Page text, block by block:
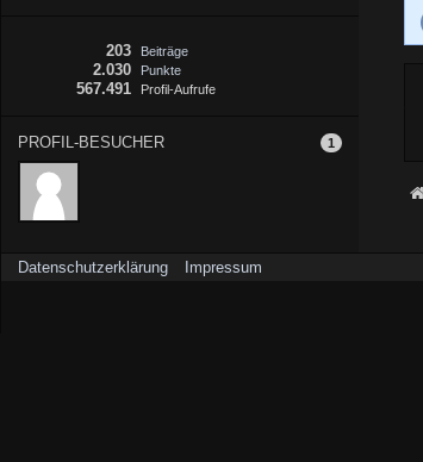
Beiträge
203
Punkte
2.030
Profil-Aufrufe
567.491
PROFIL-BESUCHER 1
Datenschutzerklärung Impressum